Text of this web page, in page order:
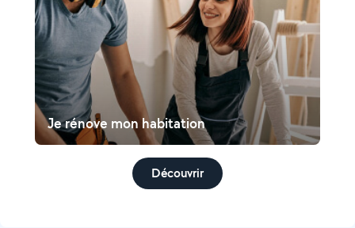
Je rénove mon habitation
Découvrir